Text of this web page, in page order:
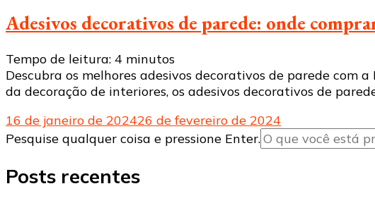
Adesivos decorativos de parede: onde
Tempo de leitura: 4 minutos
Descubra os melhores adesivos decorativos de parede com
da decoração de interiores, os adesivos decorativos de
16 de janeiro de 202426 de fevereiro de 2024
Procurando
Pesquise qualquer coisa e pressione Enter.
Posts recentes